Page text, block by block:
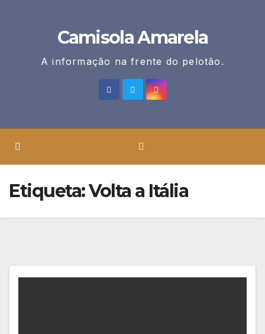
Camisola Amarela
A informação na frente do pelotão.
Etiqueta:Volta a Itália